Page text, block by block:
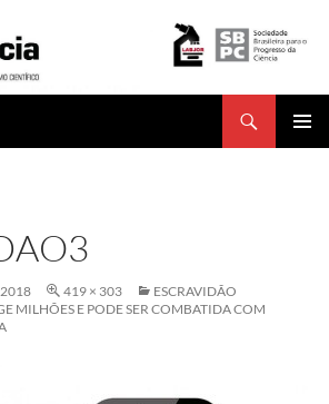
419 × 303
ESCRAVIDÃO
MILHÕES E PODE SER COMBATIDA COM